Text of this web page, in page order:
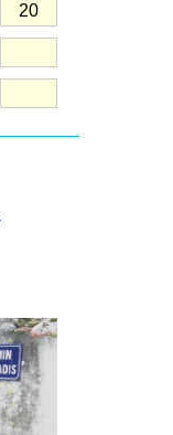
20